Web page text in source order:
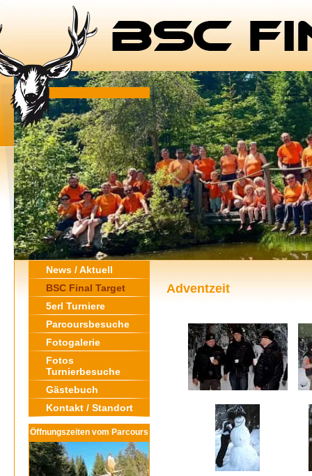
News / Aktuell
BSC Final Target
5erl Turniere
Parcoursbesuche
Fotogalerie
Fotos
Turnierbesuche
Gästebuch
Kontakt / Standort
Öffnungszeiten vom Parcours
Adventzeit